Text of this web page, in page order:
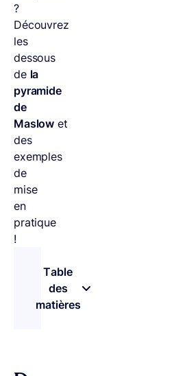
?
Découvrez
les
dessous
de la
pyramide
de
Maslow et
des
exemples
de
mise
en
pratique
!
Table
des
matières